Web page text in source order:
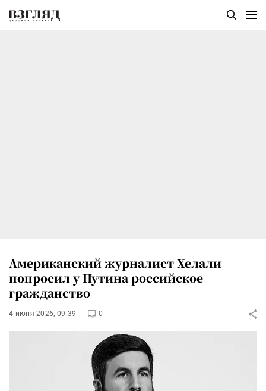
Американский журналист Хелали
попросил у Путина российское
гражданство
4 июня 2026, 09:39 0